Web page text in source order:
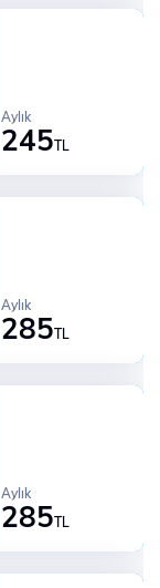
245TL
Aylık
285TL
Aylık
285TL
Aylık